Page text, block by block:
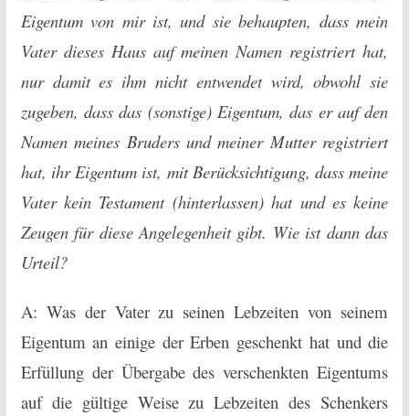
Eigentum von mir ist, und sie behaupten, dass mein
Vater dieses Haus auf meinen Namen registriert hat,
nur damit es ihm nicht entwendet wird, obwohl sie
zugeben, dass das (sonstige) Eigentum, das er auf den
Namen meines Bruders und meiner Mutter registriert
hat, ihr Eigentum ist, mit Berücksichtigung, dass meine
Vater kein Testament (hinterlassen) hat und es keine
Zeugen für diese Angelegenheit gibt. Wie ist dann das
Urteil?
A: Was der Vater zu seinen Lebzeiten von seinem
Eigentum an einige der Erben geschenkt hat und die
Erfüllung der Übergabe des verschenkten Eigentums
auf die gültige Weise zu Lebzeiten des Schenkers